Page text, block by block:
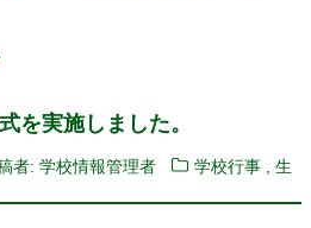
を実施しました。
者: 学校情報管理者 学校行事 ,生